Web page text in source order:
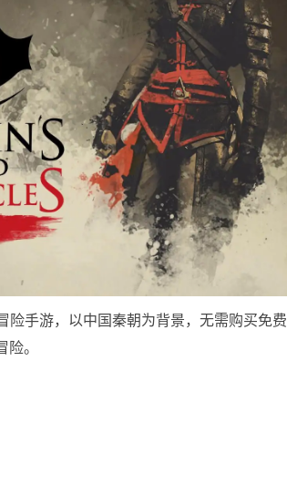
险手游，以中国秦朝为背景，无需购买免费
。